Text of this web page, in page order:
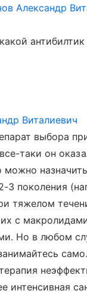
Александр
Виталиевич
выбора
таки он
назначить
3 поколения
тяжелом
с
Но в любом
интенсивная